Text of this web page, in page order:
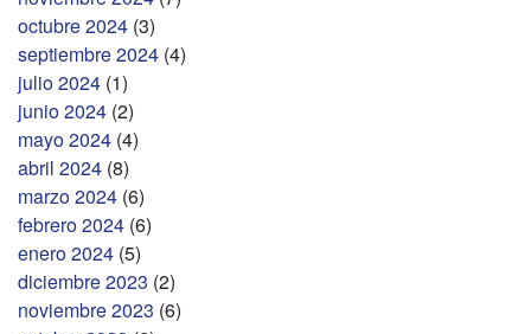
octubre 2024 (3)
septiembre 2024 (4)
julio 2024 (1)
junio 2024 (2)
mayo 2024 (4)
abril 2024 (8)
marzo 2024 (6)
febrero 2024 (6)
enero 2024 (5)
diciembre 2023 (2)
noviembre 2023 (6)